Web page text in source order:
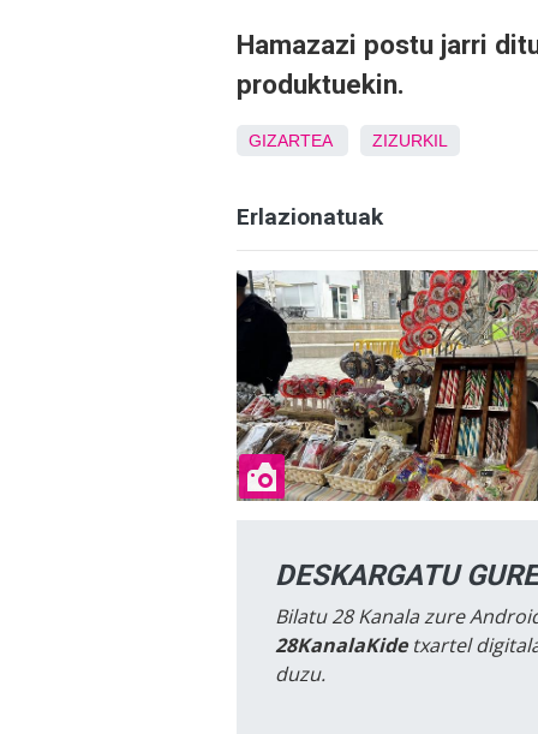
Hamazazi postu jarri
produktuekin.
GIZARTEA ZIZURKIL
Erlazionatuak
DESKARGATU
Bilatu 28 Kanala zure
28KanalaKidetxartel
duzu.